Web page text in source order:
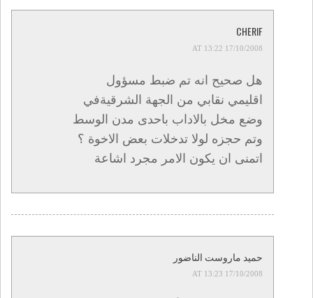
CHERIF
17/10/2008 AT 13:22
هل صحيح انه تم ضبط مسؤول
اقليمي نقابي من الجهة الشرقيةفي
وضع مخل بالاداب باحدى مدن الوسط
وتم حجزه لولا تدخلات بعض الاخوة ؟
اتمنى ان يكون الامر مجرد اشاعة
حميد ماروست الناضور
17/10/2008 AT 13:23